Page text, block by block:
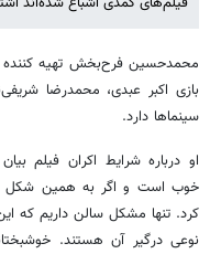
محمدحسین فرح‌بخش تهیه کننده
بازی اکبر عبدی، محمدرضا
سینماها دارد.
او درباره شرایط اکران فیلم
خوب است و اگر به همین شکل
کرد. تنها مشکل سالن داریم که
نوعی درگیر آن هستند.